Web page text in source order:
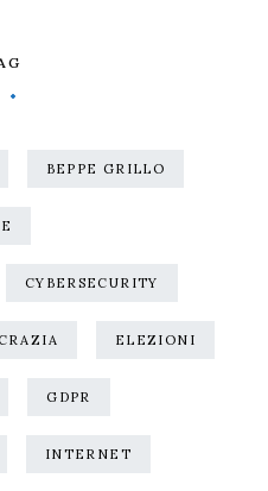
BEPPE GRILLO
CYBERSECURITY
ELEZIONI
GDPR
INTERNET